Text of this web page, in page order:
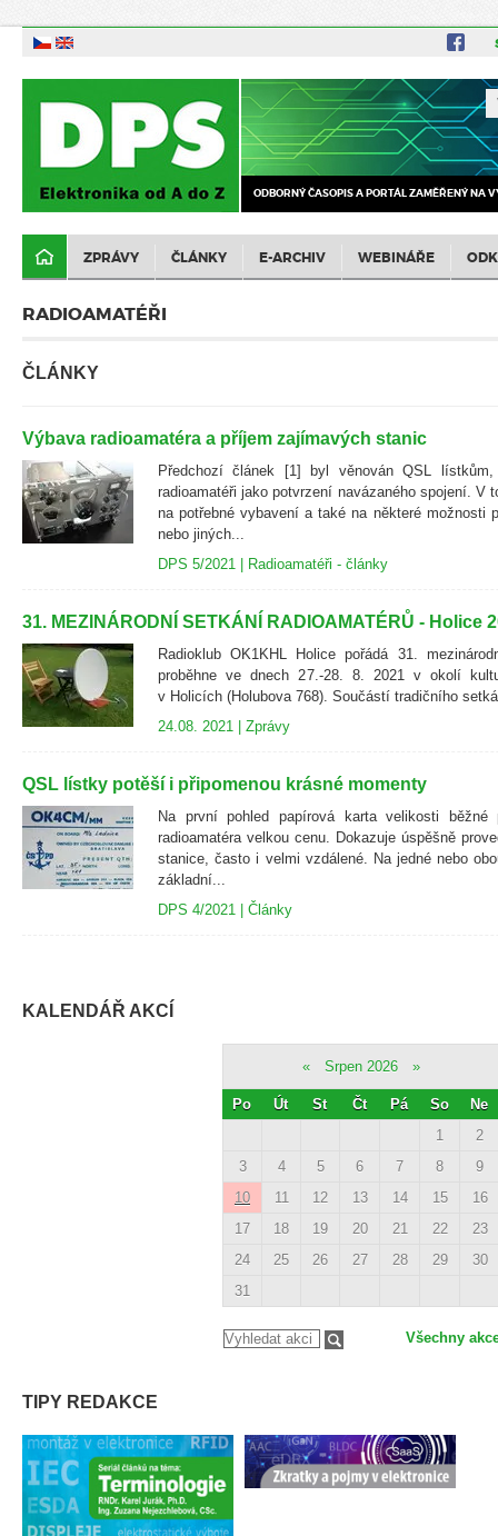
ODBORNÝ ČASOPIS A PORTÁL ZAMĚŘENÝ NA
ZPRÁVY ČLÁNKY E-ARCHIV WEBINÁŘE
RADIOAMATÉŘI
ČLÁNKY
Výbava radioamatéra a příjem zajímavých stanic
Předchozí článek [1] byl věnován QSL
radioamatéři jako potvrzení navázaného spojení. V
na potřebné vybavení a také na některé možnosti
nebo jiných...
DPS 5/2021 | Radioamatéři - články
31. MEZINÁRODNÍ SETKÁNÍ RADIOAMATÉRŮ - Holice
Radioklub OK1KHL Holice pořádá 31.
proběhne ve dnech 27.-28. 8. 2021 v okolí
v Holicích (Holubova 768). Součástí tradičního
24.08. 2021 | Zprávy
QSL lístky potěší i připomenou krásné momenty
Na první pohled papírová karta velikosti
radioamatéra velkou cenu. Dokazuje úspěšně
stanice, často i velmi vzdálené. Na jedné nebo
základní...
DPS 4/2021 | Články
KALENDÁŘ AKCÍ
« Srpen 2026 »
Po Út St Čt Pá So
Ne
1
2
3
4 5 6 7 8
9
10
11 12 13 14 15
16
17
18 19 20 21 22
23
24
25 26 27 28 29
30
31
Všechny
TIPY REDAKCE